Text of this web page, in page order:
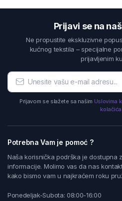
Prijavi se na
Ne propustite ekskluzivne
kućnog tekstila – specijalne
prijavljenim
Prijavom se slažete sa našim Uslovima
kolačića.
Potrebna Vam je pomoć ?
Naša korisnička podrška je dostupna
informacije. Molimo vas da nas
kako bismo vam u najkraćem roku
Ponedeljak-Subota: 08:00-16:00